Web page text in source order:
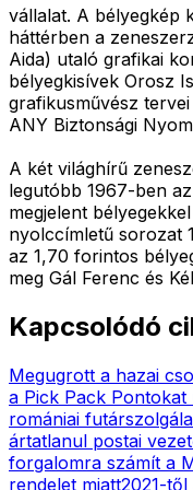
vállalat. A bélyegkép
háttérben a
Aida) utaló grafikai
bélyegkisívek Orosz
grafikusművész
ANY Biztonsági
A két világhírű
legutóbb 1967-ben
megjelent
nyolccímletű sorozat
az 1,70 forintos
meg Gál Ferenc és
Kapcsolódó
Megugrott a hazai
a Pick Pack
romániai
ártatlanul postai
forgalomra számít a
rendelet miatt2021-